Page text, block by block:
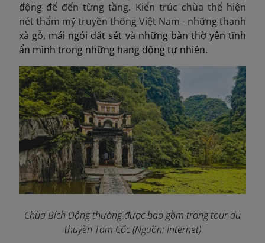
động để đến từng tầng. Kiến trúc chùa thể hiện
nét thẩm mỹ truyền thống Việt Nam - những thanh
xà gỗ, mái ngói đất sét và những bàn thờ yên tĩnh
ẩn mình trong những hang động tự nhiên.
Chùa Bích Động thường được bao gồm trong tour du
thuyền Tam Cốc (Nguồn: Internet)